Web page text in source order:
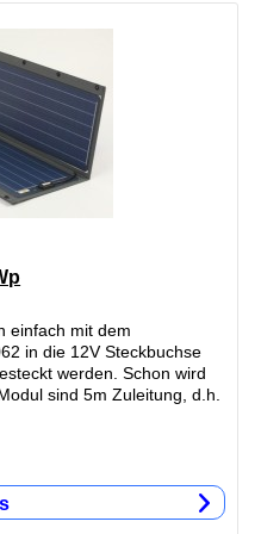
einfach mit dem
in die 12V Steckbuchse
werden. Schon wird
sind 5m Zuleitung, d.h.